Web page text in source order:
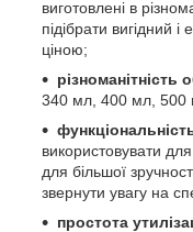
виготовлені в
підібрати вигідний
ціною;
різноманітність
340 мл, 400 мл, 500
використовувати
для більшої
звернути увагу на
простота